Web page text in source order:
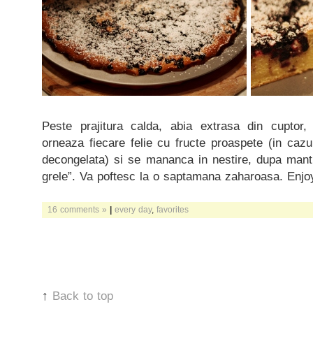
Peste prajitura calda, abia extrasa din
orneaza fiecare felie cu fructe proaspete (in
decongelata) si se mananca in nestire, dupa
grele”. Va poftesc la o saptamana zaharoasa.
16 comments » | every day, favorites
↑ Back to top